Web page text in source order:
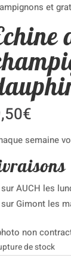
et
€
semaine
sur AUCH les
sur Gimont les
non
de stock